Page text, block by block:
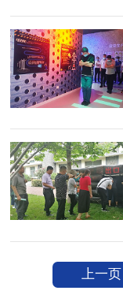
上一页